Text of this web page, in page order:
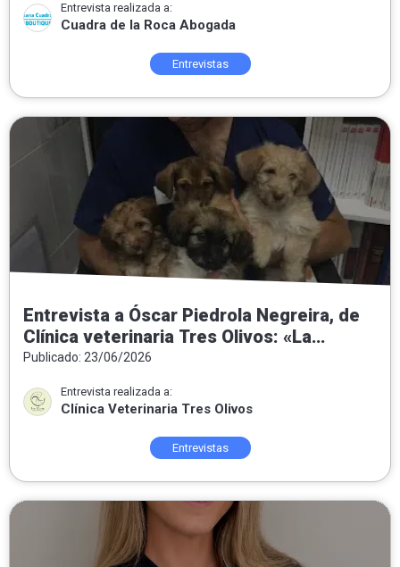
Entrevista realizada a:
Cuadra de la Roca Abogada
Entrevistas
Entrevista a Óscar Piedrola Negreira, de
Clínica veterinaria Tres Olivos: «La
medicina preventiva es la veterinaria del
Publicado: 23/06/2026
Entrevista realizada a:
Clínica Veterinaria Tres Olivos
Entrevistas